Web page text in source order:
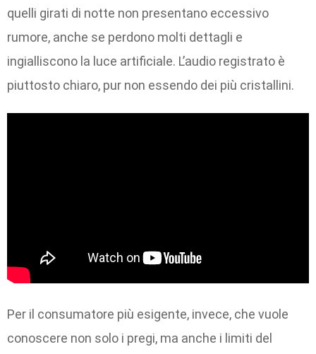
quelli girati di notte non presentano eccessivo
rumore, anche se perdono molti dettagli e
ingialliscono la luce artificiale. L’audio registrato è
piuttosto chiaro, pur non essendo dei più cristallini.
Per il consumatore più esigente, invece, che vuole
conoscere non solo i pregi, ma anche i limiti del